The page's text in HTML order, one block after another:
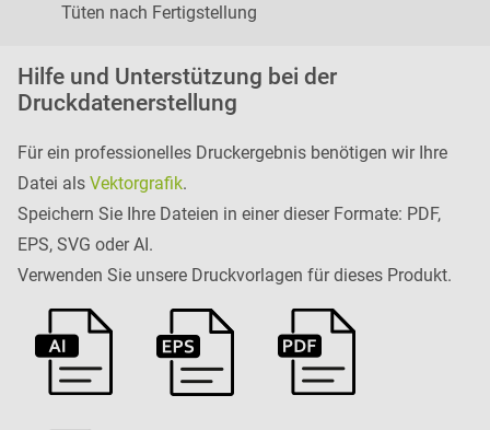
Tüten nach Fertigstellung
Hilfe und Unterstützung bei der
Druckdatenerstellung
Für ein professionelles Druckergebnis benötigen wir Ihre
Datei als Vektorgrafik.
Speichern Sie Ihre Dateien in einer dieser Formate: PDF,
EPS, SVG oder AI.
Verwenden Sie unsere Druckvorlagen für dieses Produkt.